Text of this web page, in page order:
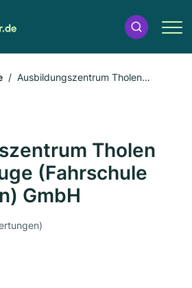
Ausbildungszentrum Tholen
Tholen
(Fahrschule
GmbH